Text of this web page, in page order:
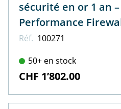
sécurité en or 1 an – High
Performance
Réf. 100271
50+ en stock
CHF 1’802.00